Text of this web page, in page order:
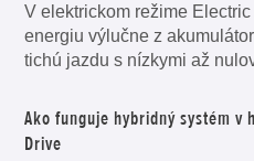
V elektrickom režime
energiu výlučne z
tichú jazdu s nízkymi až
Ako funguje hybridný systém v
Drive